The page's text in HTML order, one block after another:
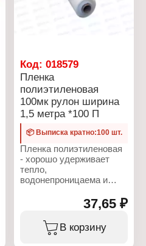
Код:018579
Пленка
полиэтиленовая
100мк рулон ширина
1,5 метра *100 П
📦 Выписка кратно:100 шт.
Пленка полиэтиленовая
- хорошо удерживает
тепло,
водонепроницаема и
обладает высокой
прочностью, эластична и
прозрачна, нейтральна к
воздействию химических
37,65 ₽
В корзину